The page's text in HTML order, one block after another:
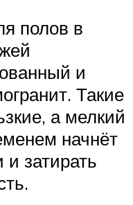
полов в
и
Такие
а мелкий
начнёт
и затирать